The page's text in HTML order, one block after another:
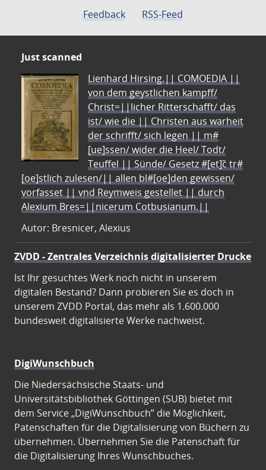
Feedback
RSS-Feed
Just scanned
Lienhard Hirsing.|| COMOEDIA ||
von dem geystlichen kampff/
Christ=||licher Ritterschafft/ das
ist/ wie die || Christen aus warheit
der schrifft/ sich legen || m#
[ue]ssen/ wider die Heel/ Todt/
Teuffel || Sünde/ Gesetz #[et]c̃ tr#
[oe]stlich zulesen/|| allen bl#[oe]den gewissen/
vorfasset || vnd Reymweis gestellet || durch
Alexium Bres=||nicerum Cotbusianum.||
Autor: Bresnicer, Alexius
ZVDD - Zentrales Verzeichnis digitalisierter Drucke
Ist Ihr gesuchtes Werk noch nicht in unserem
digitalen Bestand? Dann probieren Sie es doch in
unserem ZVDD Portal, das mehr als 1.600.000
bundesweit digitalisierte Werke nachweist.
DigiWunschbuch
Die Niedersächsische Staats- und
Universitätsbibliothek Göttingen (SUB) bietet mit
dem Service „DigiWunschbuch” die Möglichkeit,
Patenschaften für die Digitalisierung von Büchern zu
übernehmen. Übernehmen Sie die Patenschaft für
die Digitalisierung Ihres Wunschbuches.